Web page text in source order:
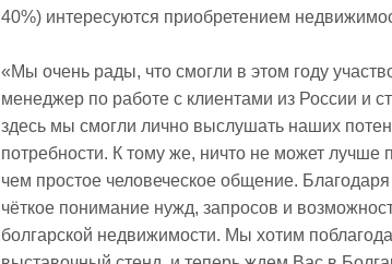
40%) интересуются приобретением
«Мы очень рады, что смогли в этом году
менеджер по работе с клиентами из России и
здесь мы смогли лично выслушать наших
потребности. К тому же, ничто не может лучше
чем простое человеческое общение.
чёткое понимание нужд, запросов и
болгарской недвижимости. Мы хотим